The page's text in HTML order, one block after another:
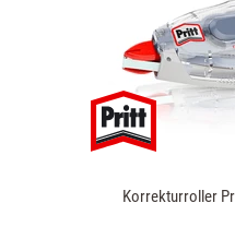
Korrekturroller